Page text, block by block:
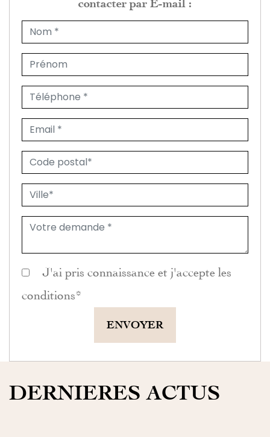
J'ai pris connaissance et j'accepte les
conditions *
ENVOYER
DERNIERES ACTUS